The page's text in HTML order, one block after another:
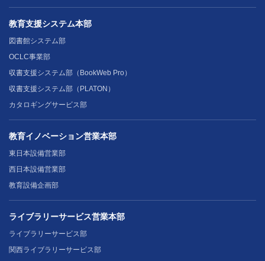
教育支援システム本部
図書館システム部
OCLC事業部
収書支援システム部（BookWeb Pro）
収書支援システム部（PLATON）
カタロギングサービス部
教育イノベーション営業本部
東日本設備営業部
西日本設備営業部
教育設備企画部
ライブラリーサービス営業本部
ライブラリーサービス部
関西ライブラリーサービス部